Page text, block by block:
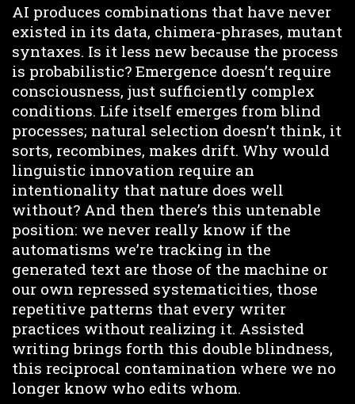
AI produces combinations that have never
existed in its data, chimera-phrases, mutant
syntaxes. Is it less new because the process
is probabilistic? Emergence doesn’t require
consciousness, just sufficiently complex
conditions. Life itself emerges from blind
processes; natural selection doesn’t think, it
sorts, recombines, makes drift. Why would
linguistic innovation require an
intentionality that nature does well
without? And then there’s this untenable
position: we never really know if the
automatisms we’re tracking in the
generated text are those of the machine or
our own repressed systematicities, those
repetitive patterns that every writer
practices without realizing it. Assisted
writing brings forth this double blindness,
this reciprocal contamination where we no
longer know who edits whom.